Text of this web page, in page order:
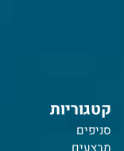
קטגוריות
סניפים